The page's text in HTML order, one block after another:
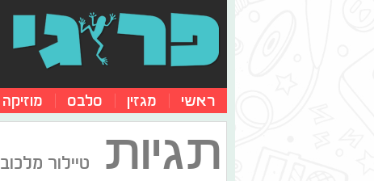
ראשי מגזין סלבס מוזיקה
תגיות טיילור מלכוב